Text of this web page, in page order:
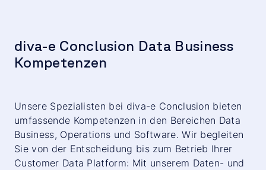
diva-e Conclusion Data Business
Kompetenzen
Unsere Spezialisten bei diva-e Conclusion bieten
umfassende Kompetenzen in den Bereichen Data
Business, Operations und Software. Wir begleiten
Sie von der Entscheidung bis zum Betrieb Ihrer
Customer Data Platform: Mit unserem Daten- und